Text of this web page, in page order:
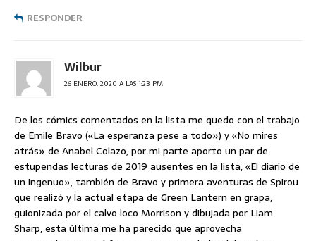
RESPONDER
Wilbur
26 ENERO, 2020 A LAS 1:23 PM
De los cómics comentados en la lista me quedo con el trabajo
de Emile Bravo («La esperanza pese a todo») y «No mires
atrás» de Anabel Colazo, por mi parte aporto un par de
estupendas lecturas de 2019 ausentes en la lista, «El diario de
un ingenuo», también de Bravo y primera aventuras de Spirou
que realizó y la actual etapa de Green Lantern en grapa,
guionizada por el calvo loco Morrison y dibujada por Liam
Sharp, esta última me ha parecido que aprovecha